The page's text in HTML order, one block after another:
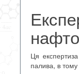
Ця
палива, в